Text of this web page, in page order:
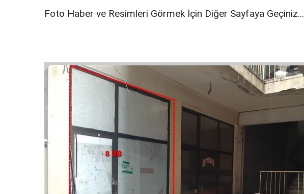
Foto Haber ve Resimleri Görmek İçin Diğer Sayfaya Geçiniz...